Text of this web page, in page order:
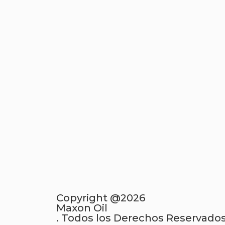
Copyright @2026
Maxon Oil
. Todos los Derechos